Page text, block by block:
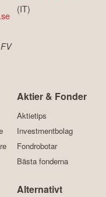
(IT)
Aktier & Fonder
Aktietips
Investmentbolag
Fondrobotar
Bästa fonderna
Alternativt